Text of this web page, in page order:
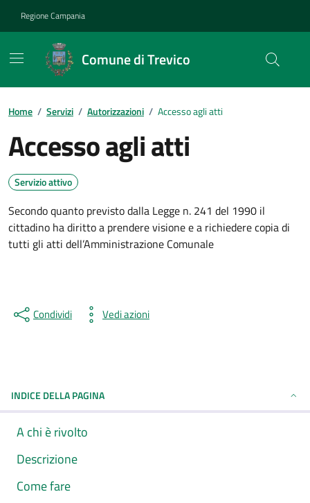
Regione Campania
Comune di Trevico
Home / Servizi / Autorizzazioni / Accesso agli atti
Accesso agli atti
Servizio attivo
Secondo quanto previsto dalla Legge n. 241 del 1990 il
cittadino ha diritto a prendere visione e a richiedere copia di
tutti gli atti dell’Amministrazione Comunale
Condividi Vedi azioni
INDICE DELLA PAGINA
A chi è rivolto
Descrizione
Come fare